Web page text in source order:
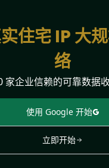
住宅 IP 大
络
家企业信赖的可靠数据
使用 Google 开始
立即开始